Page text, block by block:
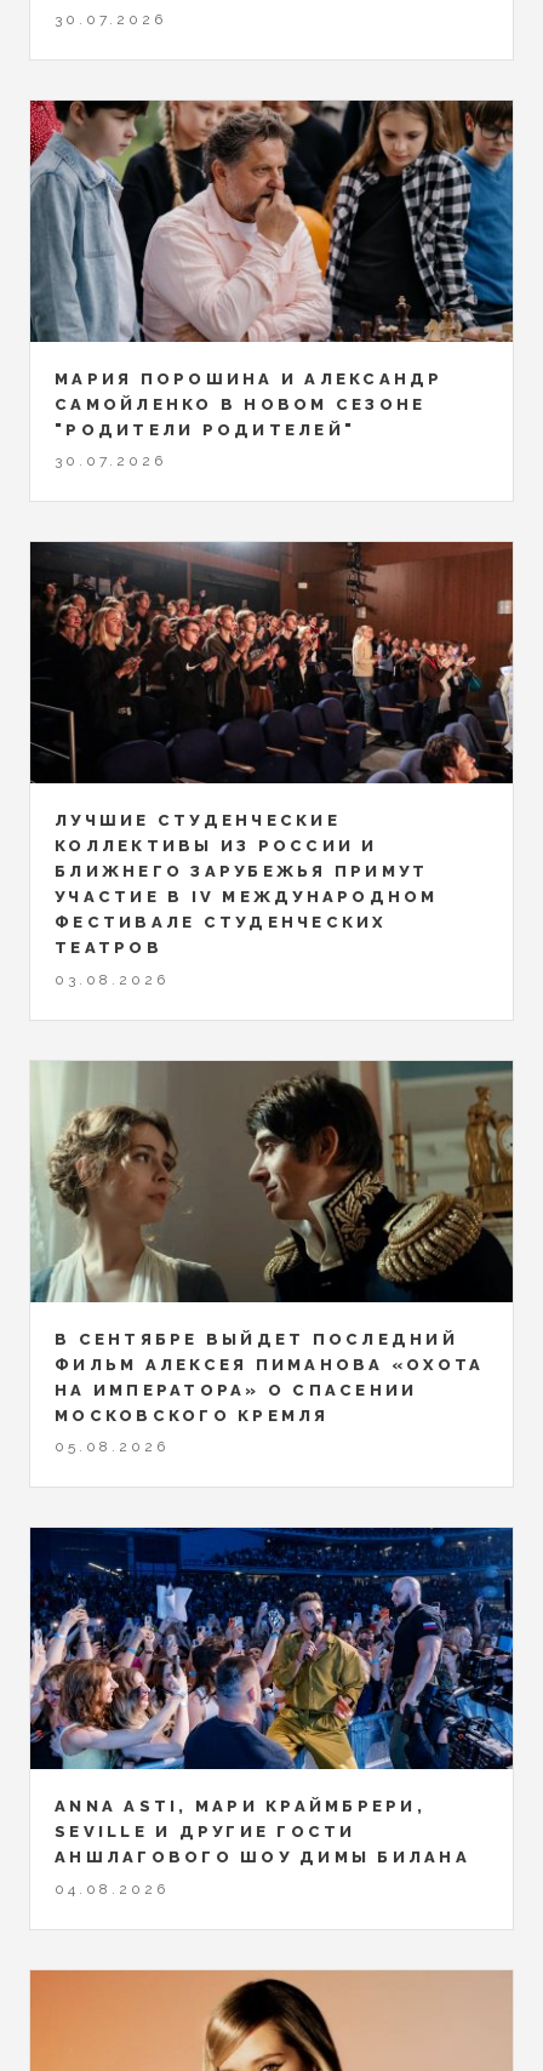
30.07.2026
МАРИЯ ПОРОШИНА И АЛЕКСАНДР
САМОЙЛЕНКО В НОВОМ СЕЗОНЕ
"РОДИТЕЛИ РОДИТЕЛЕЙ"
30.07.2026
ЛУЧШИЕ СТУДЕНЧЕСКИЕ
КОЛЛЕКТИВЫ ИЗ РОССИИ И
БЛИЖНЕГО ЗАРУБЕЖЬЯ ПРИМУТ
УЧАСТИЕ В IV МЕЖДУНАРОДНОМ
ФЕСТИВАЛЕ СТУДЕНЧЕСКИХ
ТЕАТРОВ
03.08.2026
В СЕНТЯБРЕ ВЫЙДЕТ ПОСЛЕДНИЙ
ФИЛЬМ АЛЕКСЕЯ ПИМАНОВА «ОХОТА
НА ИМПЕРАТОРА» О СПАСЕНИИ
МОСКОВСКОГО КРЕМЛЯ
05.08.2026
ANNA ASTI, МАРИ КРАЙМБРЕРИ,
SEVILLE И ДРУГИЕ ГОСТИ
АНШЛАГОВОГО ШОУ ДИМЫ БИЛАНА
04.08.2026